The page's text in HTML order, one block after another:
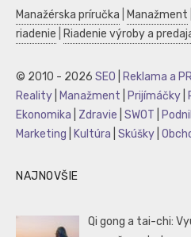
Manažérska príručka Manažment
riadenie
Riadenie výroby a
© 2010 - 2026 SEO Reklama a
Reality
Manažment Prijímáčky
Ekonomika
Zdravie SWOT
Marketing
Kultúra Skúšky
NAJNOVŠIE
Qi gong a tai-chi: